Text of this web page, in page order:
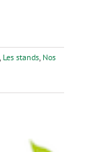
Les stands Nos